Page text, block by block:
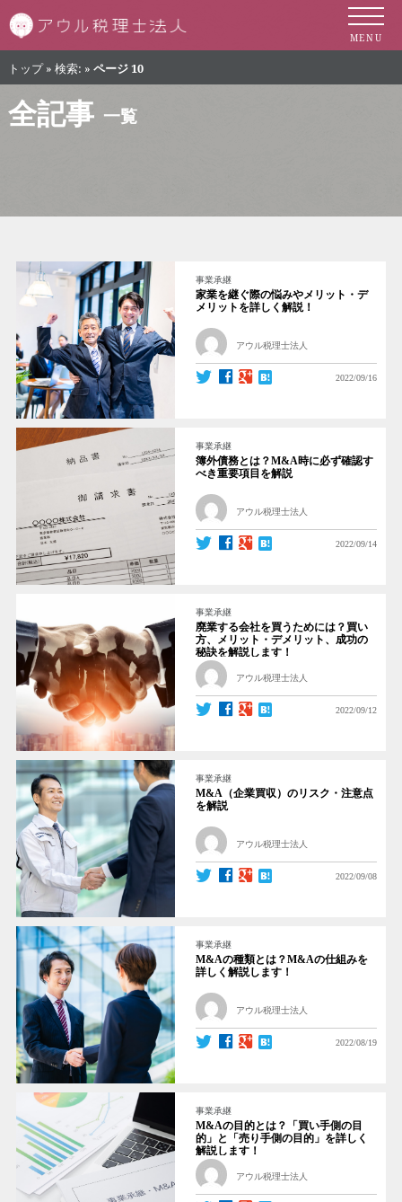
札幌市の税理
MENU
トップ» 検索: » ページ 10
全記事 一覧
事業承継
家業を継ぐ際の悩みやメリット・デ
メリットを詳しく解説！
アウル税理士法人
2022/09/16
事業承継
簿外債務とは？M&A時に必ず確認す
べき重要項目を解説
アウル税理士法人
2022/09/14
事業承継
廃業する会社を買うためには？買い
方、メリット・デメリット、成功の
秘訣を解説します！
アウル税理士法人
2022/09/12
事業承継
M&A（企業買収）のリスク・注意点
を解説
アウル税理士法人
2022/09/08
事業承継
M&Aの種類とは？M&Aの仕組みを
詳しく解説します！
アウル税理士法人
2022/08/19
事業承継
M&Aの目的とは？「買い手側の目
的」と「売り手側の目的」を詳しく
解説します！
アウル税理士法人